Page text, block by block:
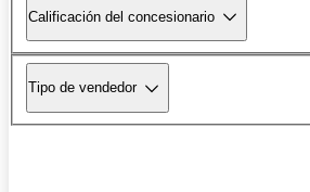
Calificación del concesionario
Tipo de vendedor